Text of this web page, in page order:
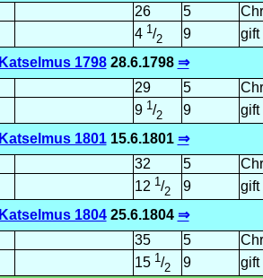
26 5
4 1 /2 9
gift
Katselmus 179828.6.1798 ⇒
29 5
9 1 /2 9
gift
Katselmus 180115.6.1801 ⇒
32 5
12 1 /2 9
gift
Katselmus 180425.6.1804 ⇒
35 5
15 1 /2 9 gift